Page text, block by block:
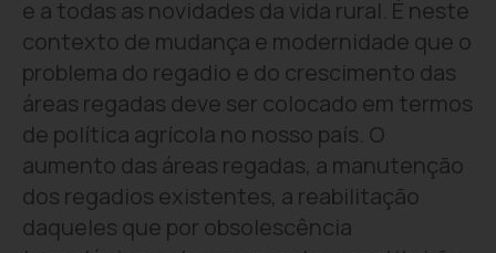
e a todas as novidades da vida rural. É neste
contexto de mudança e modernidade que o
problema do regadio e do crescimento das
áreas regadas deve ser colocado em termos
de política agrícola no nosso país. O
aumento das áreas regadas, a manutenção
dos regadios existentes, a reabilitação
daqueles que por obsolescência